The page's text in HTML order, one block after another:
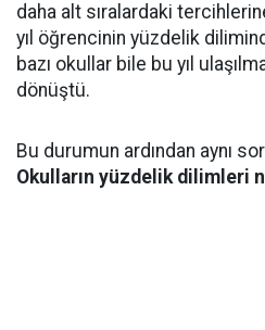
daha alt sıralardaki
yıl öğrencinin yüzdelik
bazı okullar bile bu yıl
dönüştü.
Bu durumun ardından aynı
Okulların yüzdelik dilimleri